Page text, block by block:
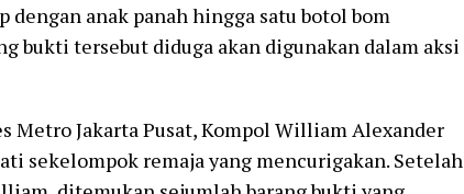
dengan anak panah hingga satu botol bom
bukti tersebut diduga akan digunakan dalam aksi
Metro Jakarta Pusat, Kompol William Alexander
sekelompok remaja yang mencurigakan. Setelah